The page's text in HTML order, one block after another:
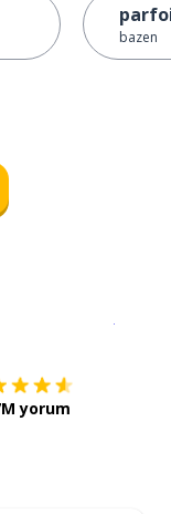
bazen
yorum